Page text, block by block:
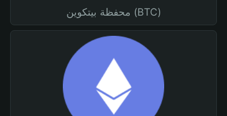
محفظة بيتكوين (BTC)